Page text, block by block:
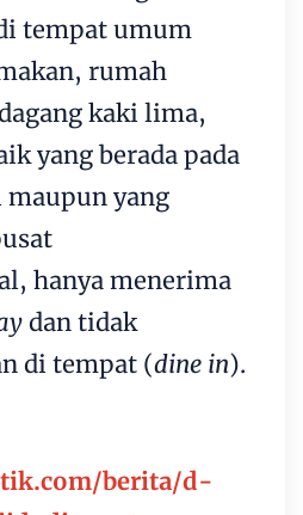
tempat umum
rumah
kaki lima,
yang berada pada
yang
hanya menerima
dan tidak
di tempat (dine in).
berita/d-